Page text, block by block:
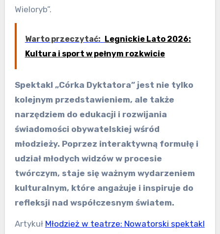
Wieloryb”.
Warto przeczytać: Legnickie Lato 2026:
Kultura i sport w pełnym rozkwicie
Spektakl „Córka Dyktatora” jest nie tylko
kolejnym przedstawieniem, ale także
narzędziem do edukacji i rozwijania
świadomości obywatelskiej wśród
młodzieży. Poprzez interaktywną formułę i
udział młodych widzów w procesie
twórczym, staje się ważnym wydarzeniem
kulturalnym, które angażuje i inspiruje do
refleksji nad współczesnym światem.
Artykuł Młodzież w teatrze: Nowatorski spektakl